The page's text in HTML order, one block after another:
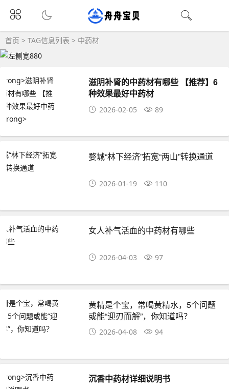
首页 > TAG信息列表 > 中药材
滋阴补肾的中药材有哪些 【推荐】6
种效果最好中药材
2026-02-05 89
婺城“林下经济”拓宽“两山”转换通道
2026-01-19 110
女人补气活血的中药材有哪些
2026-04-03 97
黄精是个宝，常喝黄精水，5个问题
或能“迎刃而解”，你知道吗？
2026-04-08 94
沉香中药材详细说明书